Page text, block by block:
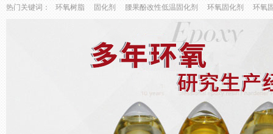
热门关键词： 环氧树脂 固化剂 腰果酚改性低温固化剂 环氧固化剂 环氧